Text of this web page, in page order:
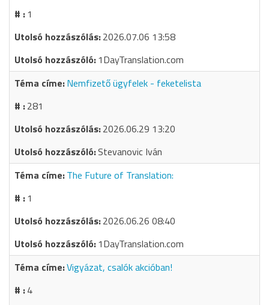
1
2026.07.06 13:58
1DayTranslation.com
Nemfizető ügyfelek - feketelista
281
2026.06.29 13:20
Stevanovic Iván
The Future of Translation:
1
2026.06.26 08:40
1DayTranslation.com
Vigyázat, csalók akcióban!
4